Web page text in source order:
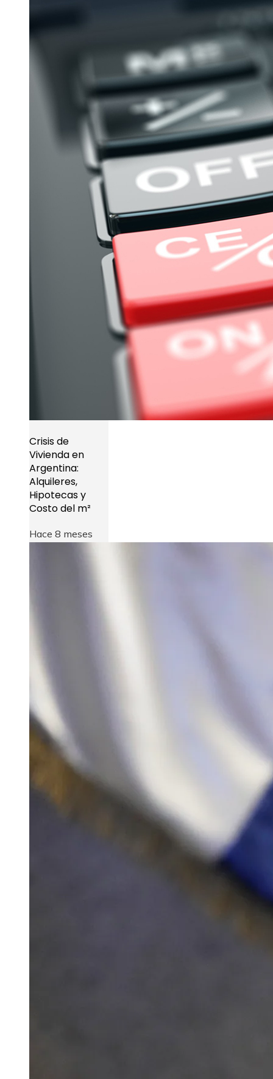
Crisis de
Vivienda en
Argentina:
Alquileres,
Hipotecas y
Costo del m²
Hace 8 meses